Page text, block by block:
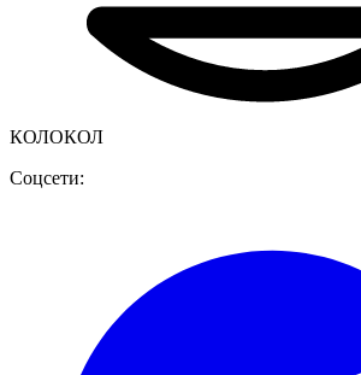
КОЛОКОЛ
Соцсети: